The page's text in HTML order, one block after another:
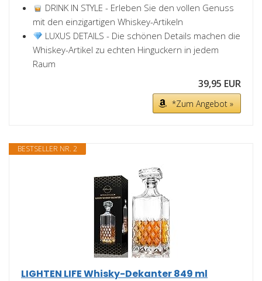
DRINK IN STYLE - Erleben Sie den vollen Genuss
mit den einzigartigen Whiskey-Artikeln
LUXUS DETAILS - Die schönen Details machen die
Whiskey-Artikel zu echten Hinguckern in jedem
Raum
39,95 EUR
*Zum Angebot »
BESTSELLER NR. 2
LIGHTEN LIFE Whisky-Dekanter 849 ml